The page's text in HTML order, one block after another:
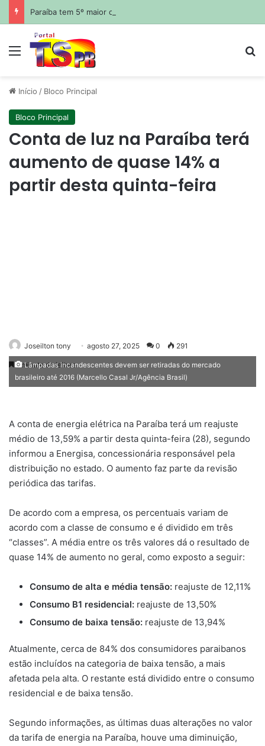
Menu
Início / Bloco Principal
Bloco Principal
Conta de luz na Paraíba terá
aumento de quase 14% a
partir desta quinta-feira
Joseilton tony agosto 27, 2025 0 291
1 minuto de leitura
Lâmpadas incandescentes devem ser retiradas do mercado
brasileiro até 2016 (Marcello Casal Jr/Agência Brasil)
A conta de energia elétrica na Paraíba terá um reajuste
médio de 13,59% a partir desta quinta-feira (28), segundo
informou a Energisa, concessionária responsável pela
distribuição no estado. O aumento faz parte da revisão
periódica das tarifas.
De acordo com a empresa, os percentuais variam de
acordo com a classe de consumo e é dividido em três
“classes”. A média entre os três valores dá o resultado de
quase 14% de aumento no geral, como exposto a seguir:
Consumo de alta e média tensão: reajuste de 12,11%
Consumo B1 residencial: reajuste de 13,50%
Consumo de baixa tensão: reajuste de 13,94%
Atualmente, cerca de 84% dos consumidores paraibanos
estão incluídos na categoria de baixa tensão, a mais
afetada pela alta. O restante está dividido entre o consumo
residencial e de baixa tensão.
Segundo informações, as últimas duas alterações no valor
da tarifa de energia na Paraíba, houve uma diminuição,